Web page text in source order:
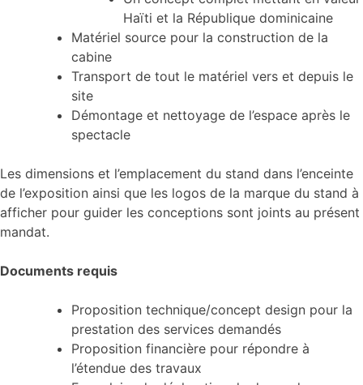
Haïti et la République dominicaine
Matériel source pour la construction de la
cabine
Transport de tout le matériel vers et depuis le
site
Démontage et nettoyage de l’espace après le
spectacle
Les dimensions et l’emplacement du stand dans l’enceinte
de l’exposition ainsi que les logos de la marque du stand à
afficher pour guider les conceptions sont joints au présent
mandat.
Documents requis
Proposition technique/concept design pour la
prestation des services demandés
Proposition financière pour répondre à
l’étendue des travaux